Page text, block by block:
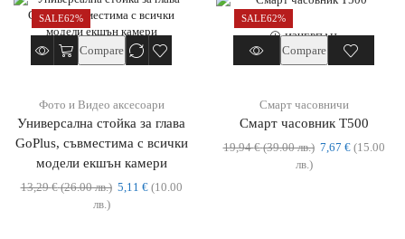
SALE62%
Compare
Фото и Видео аксесоари
Универсална стойка за глава
GoPlus, съвместима с всички
модели екшън камери
13,29€ (26.00 лв.) 5,11 € (10.00
лв.)
SALE62%
ИЗЧЕРПАН
Compare
Смарт часовничи
Смарт часовник T500
19,94€ (39.00 лв.) 7,67 € (15.00
лв.)